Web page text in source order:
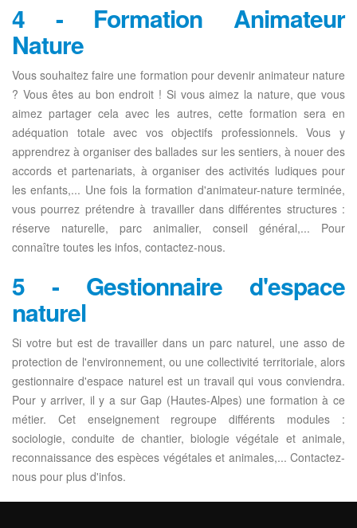
4 - Formation Animateur
Nature
Vous souhaitez faire une formation pour devenir animateur nature
? Vous êtes au bon endroit ! Si vous aimez la nature, que vous
aimez partager cela avec les autres, cette formation sera en
adéquation totale avec vos objectifs professionnels. Vous y
apprendrez à organiser des ballades sur les sentiers, à nouer des
accords et partenariats, à organiser des activités ludiques pour
les enfants,... Une fois la formation d'animateur-nature terminée,
vous pourrez prétendre à travailler dans différentes structures :
réserve naturelle, parc animalier, conseil général,... Pour
connaître toutes les infos, contactez-nous.
5 - Gestionnaire d'espace
naturel
Si votre but est de travailler dans un parc naturel, une asso de
protection de l'environnement, ou une collectivité territoriale, alors
gestionnaire d'espace naturel est un travail qui vous conviendra.
Pour y arriver, il y a sur Gap (Hautes-Alpes) une formation à ce
métier. Cet enseignement regroupe différents modules :
sociologie, conduite de chantier, biologie végétale et animale,
reconnaissance des espèces végétales et animales,... Contactez-
nous pour plus d'infos.